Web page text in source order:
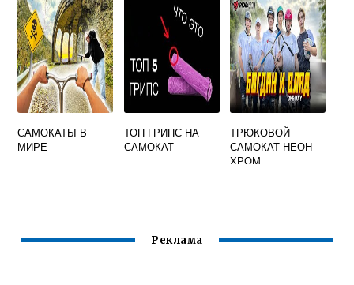
САМОКАТЫ В
МИРЕ
ТОП ГРИПС НА
САМОКАТ
ТРЮКОВОЙ
САМОКАТ НЕОН
ХРОМ
Реклама